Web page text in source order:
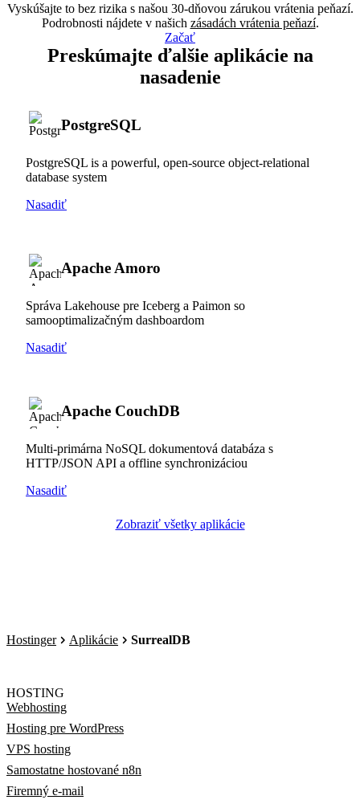
Vyskúšajte to bez rizika s našou 30-dňovou zárukou vrátenia peňazí.
Podrobnosti nájdete v našich zásadách vrátenia peňazí.
Začať
Preskúmajte ďalšie aplikácie na
nasadenie
PostgreSQL
PostgreSQL is a powerful, open-source object-relational
database system
Nasadiť
Apache Amoro
Správa Lakehouse pre Iceberg a Paimon so
samooptimalizačným dashboardom
Nasadiť
Apache CouchDB
Multi-primárna NoSQL dokumentová databáza s
HTTP/JSON API a offline synchronizáciou
Nasadiť
Zobraziť všetky aplikácie
Hostinger Aplikácie SurrealDB
HOSTING
Webhosting
Hosting pre WordPress
VPS hosting
Samostatne hostované n8n
Firemný e-mail